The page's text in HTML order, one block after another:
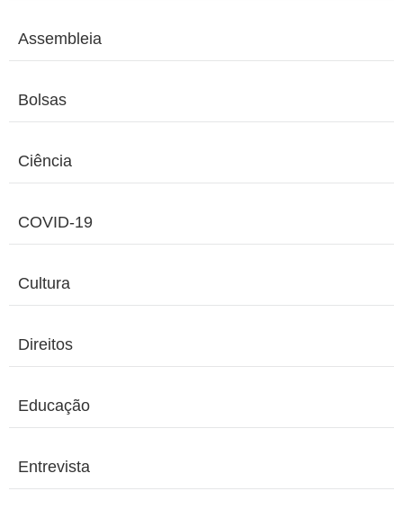
Assembleia
Bolsas
Ciência
COVID-19
Cultura
Direitos
Educação
Entrevista